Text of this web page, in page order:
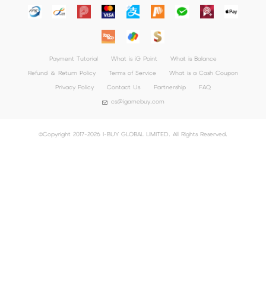
Payment Tutorial What is iG Point
What is Balance
Refund ＆ Return Policy
Terms of Service
What is a Cash Coupon
Privacy Policy
Contact Us Partnership
FAQ
cs@igamebuy.com
©Copyright 2017-2026 I-BUY GLOBAL LIMITED. All Rights Reserved.